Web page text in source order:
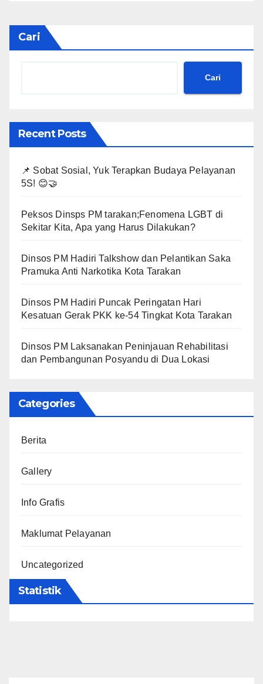
Cari
Cari
Recent Posts
📌 Sobat Sosial, Yuk Terapkan Budaya Pelayanan
5S! 😊🤝
Peksos Dinsps PM tarakan;Fenomena LGBT di
Sekitar Kita, Apa yang Harus Dilakukan?
Dinsos PM Hadiri Talkshow dan Pelantikan Saka
Pramuka Anti Narkotika Kota Tarakan
Dinsos PM Hadiri Puncak Peringatan Hari
Kesatuan Gerak PKK ke-54 Tingkat Kota Tarakan
Dinsos PM Laksanakan Peninjauan Rehabilitasi
dan Pembangunan Posyandu di Dua Lokasi
Categories
Berita
Gallery
Info Grafis
Maklumat Pelayanan
Uncategorized
Statistik